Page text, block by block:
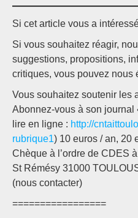
Si cet article vous a
Si vous souhaitez réagir,
suggestions, propositions,
critiques, vous pouvez nous
Vous souhaitez soutenir les
Abonnez-vous à son journal
lire en ligne : http://
rubrique1) 10 euros / an, 20
Chèque à l’ordre de CDES
St Rémésy 31000
(nous contacter)
=================